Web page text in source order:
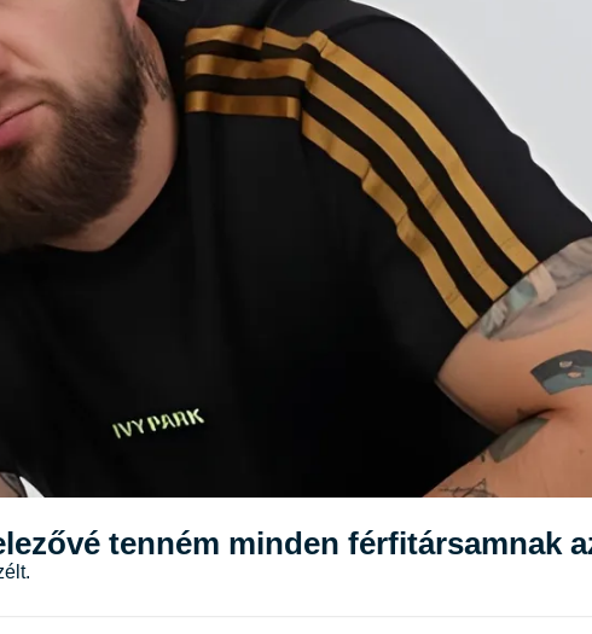
tenném minden férfitársamnak